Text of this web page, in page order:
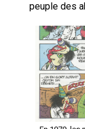
peuple des